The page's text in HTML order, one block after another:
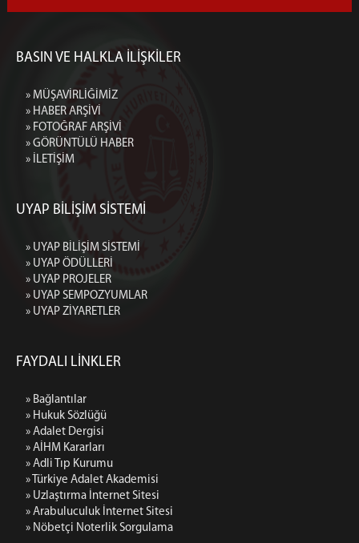
BASIN VE HALKLA İLİŞKİLER
» MÜŞAVİRLİĞİMİZ
» HABER ARŞİVİ
» FOTOĞRAF ARŞİVİ
» GÖRÜNTÜLÜ HABER
» İLETİŞİM
UYAP BİLİŞİM SİSTEMİ
» UYAP BİLİŞİM SİSTEMİ
» UYAP ÖDÜLLERİ
» UYAP PROJELER
» UYAP SEMPOZYUMLAR
» UYAP ZİYARETLER
FAYDALI LİNKLER
» Bağlantılar
» Hukuk Sözlüğü
» Adalet Dergisi
» AİHM Kararları
» Adli Tıp Kurumu
» Türkiye Adalet Akademisi
» Uzlaştırma İnternet Sitesi
» Arabuluculuk İnternet Sitesi
» Nöbetçi Noterlik Sorgulama